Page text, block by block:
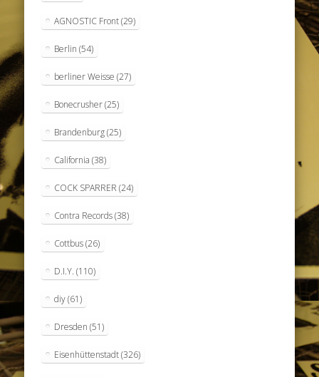
AGNOSTIC Front(29)
Berlin (54)
berliner Weisse (27)
Bonecrusher(25)
Brandenburg(25)
California (38)
COCK SPARRER (24)
Contra Records(38)
Cottbus(26)
D.I.Y. (110)
diy(61)
Dresden (51)
Eisenhüttenstadt(326)